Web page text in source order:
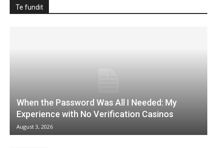
Te fundit
When the Password Was All I Needed: My
Experience with No Verification Casinos
August 3, 2026